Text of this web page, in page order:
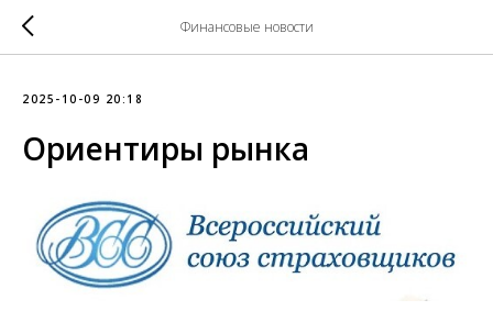
Финансовые новости
2025-10-09 20:18
Ориентиры рынка